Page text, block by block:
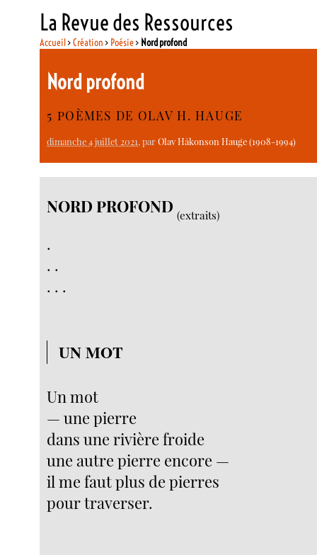
La Revue des Ressources
Accueil>Création > Poésie> Nord profond
Nord profond
5 POÈMES DE OLAV H. HAUGE
dimanche 4 juillet 2021, parOlav Håkonson Hauge (1908-1994)
NORD PROFOND (extraits)
.
. .
. . .
UN MOT
Un mot
— une pierre
dans une rivière froide
une autre pierre encore —
il me faut plus de pierres
pour traverser.